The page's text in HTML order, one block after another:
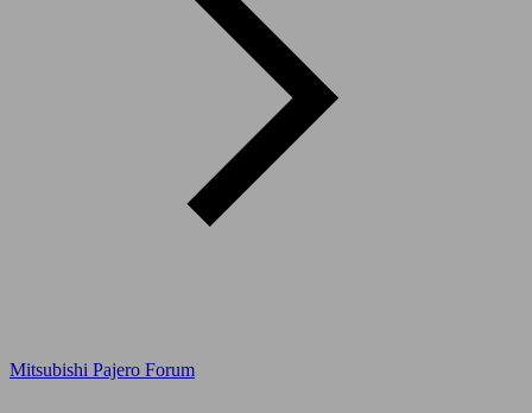
Mitsubishi Pajero Forum